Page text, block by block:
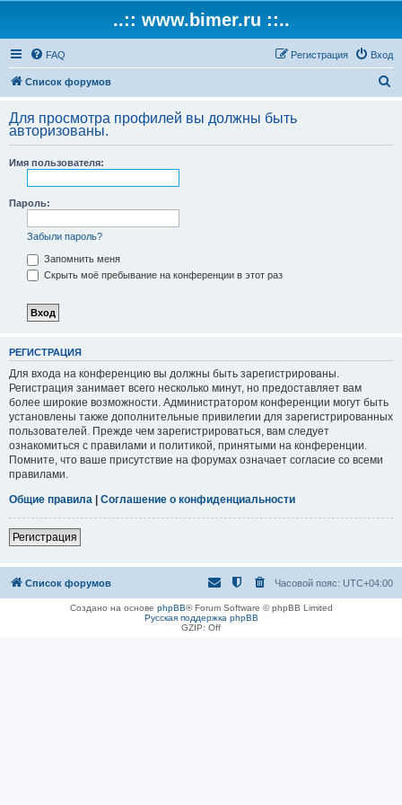
..:: www.bimer.ru ::..
FAQ Вход
Регистрация
Список форумов
с
Для просмотра профилей вы должны быть
авторизованы.
Имя пользователя:
Пароль:
Забыли пароль?
Запомнить меня
Скрыть моё пребывание на конференции в этот раз
РЕГИСТРАЦИЯ
Для входа на конференцию вы должны быть зарегистрированы.
Регистрация занимает всего несколько минут, но предоставляет вам
более широкие возможности. Администратором конференции могут быть
установлены также дополнительные привилегии для зарегистрированных
пользователей. Прежде чем зарегистрироваться, вам следует
ознакомиться с правилами и политикой, принятыми на конференции.
Помните, что ваше присутствие на форумах означает согласие со всеми
правилами.
Общие правила | Соглашение о конфиденциальности
Регистрация
Список форумов Часовой пояс: UTC+04:00
Создано на основе phpBB® Forum Software © phpBB Limited
Русская поддержка phpBB
GZIP: Off